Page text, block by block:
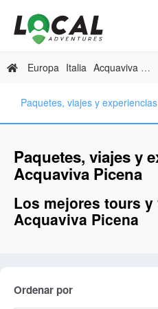
Europa Italia Acquaviva Picena
Paquetes, viajes y
Paquetes, viajes y
Acquaviva Picena
Los mejores tours
Acquaviva Picena
Ordenar por